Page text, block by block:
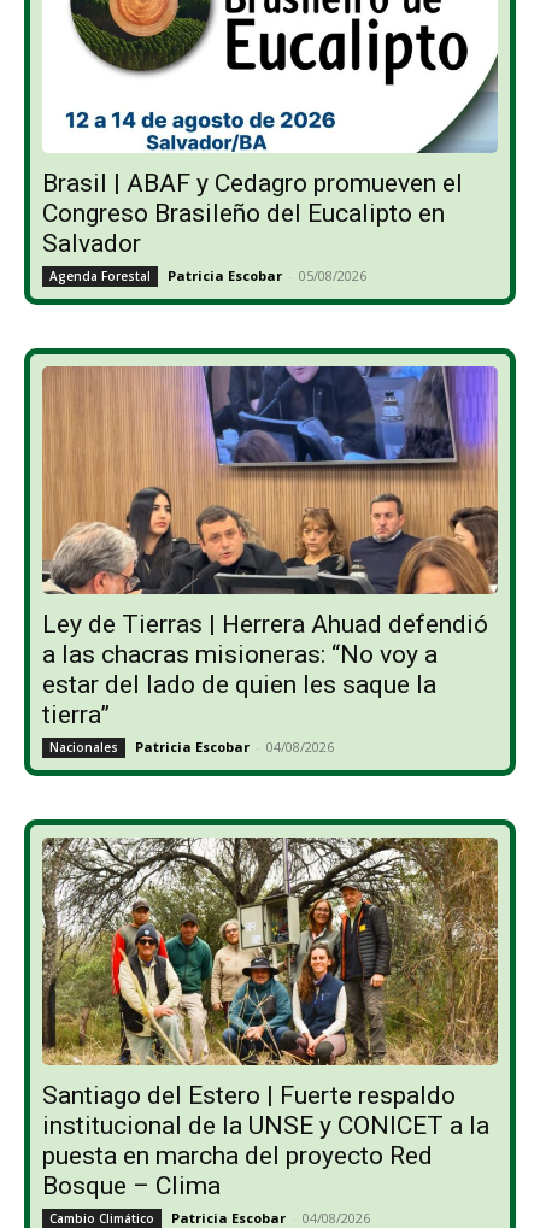
Brasil | ABAF y Cedagro promueven el
Congreso Brasileño del Eucalipto en
Salvador
Agenda Forestal Patricia Escobar - 05/08/2026
Ley de Tierras | Herrera Ahuad defendió
a las chacras misioneras: “No voy a
estar del lado de quien les saque la
tierra”
Nacionales Patricia Escobar - 04/08/2026
Santiago del Estero | Fuerte respaldo
institucional de la UNSE y CONICET a la
puesta en marcha del proyecto Red
Bosque – Clima
Cambio Climático Patricia Escobar - 04/08/2026